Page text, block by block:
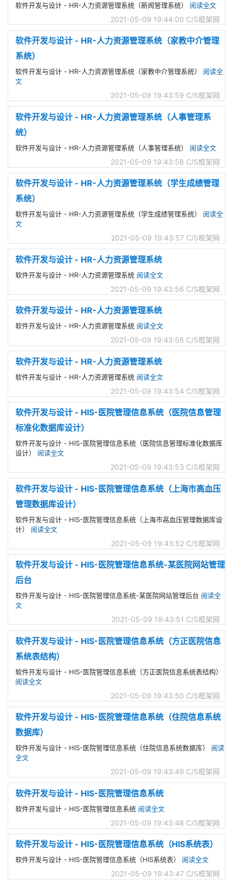
软件开发与设计 - HR-人力资源管理系统（新闻管理系统） 阅读全文
2021-05-09 19:44:00 C/S框架网
软件开发与设计 - HR-人力资源管理系统（家教中介管理
系统）
软件开发与设计 - HR-人力资源管理系统（家教中介管理系统） 阅读全
文
2021-05-09 19:43:59 C/S框架网
软件开发与设计 - HR-人力资源管理系统（人事管理系
统）
软件开发与设计 - HR-人力资源管理系统（人事管理系统） 阅读全文
2021-05-09 19:43:58 C/S框架网
软件开发与设计 - HR-人力资源管理系统（学生成绩管理
系统）
软件开发与设计 - HR-人力资源管理系统（学生成绩管理系统） 阅读全
文
2021-05-09 19:43:57 C/S框架网
软件开发与设计 - HR-人力资源管理系统
软件开发与设计 - HR-人力资源管理系统 阅读全文
2021-05-09 19:43:56 C/S框架网
软件开发与设计 - HR-人力资源管理系统
软件开发与设计 - HR-人力资源管理系统 阅读全文
2021-05-09 19:43:56 C/S框架网
软件开发与设计 - HR-人力资源管理系统
软件开发与设计 - HR-人力资源管理系统 阅读全文
2021-05-09 19:43:54 C/S框架网
软件开发与设计 - HIS-医院管理信息系统（医院信息管理
标准化数据库设计）
软件开发与设计 - HIS-医院管理信息系统（医院信息管理标准化数据库
设计） 阅读全文
2021-05-09 19:43:53 C/S框架网
软件开发与设计 - HIS-医院管理信息系统（上海市高血压
管理数据库设计）
软件开发与设计 - HIS-医院管理信息系统（上海市高血压管理数据库设
计） 阅读全文
2021-05-09 19:43:52 C/S框架网
软件开发与设计 - HIS-医院管理信息系统-某医院网站管理
后台
软件开发与设计 - HIS-医院管理信息系统-某医院网站管理后台 阅读全
文
2021-05-09 19:43:51 C/S框架网
软件开发与设计 - HIS-医院管理信息系统（方正医院信息
系统表结构）
软件开发与设计 - HIS-医院管理信息系统（方正医院信息系统表结构）
阅读全文
2021-05-09 19:43:50 C/S框架网
软件开发与设计 - HIS-医院管理信息系统（住院信息系统
数据库）
软件开发与设计 - HIS-医院管理信息系统（住院信息系统数据库） 阅读
全文
2021-05-09 19:43:49 C/S框架网
软件开发与设计 - HIS-医院管理信息系统
软件开发与设计 - HIS-医院管理信息系统 阅读全文
2021-05-09 19:43:48 C/S框架网
软件开发与设计 - HIS-医院管理信息系统（HIS系统表）
软件开发与设计 - HIS-医院管理信息系统（HIS系统表） 阅读全文
2021-05-09 19:43:47 C/S框架网